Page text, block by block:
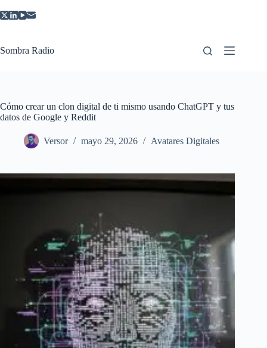
al
Sombra Radio
Cómo crear un clon digital de ti mismo usando ChatGPT y tus
datos de Google y Reddit
Versor mayo 29, 2026 Avatares Digitales